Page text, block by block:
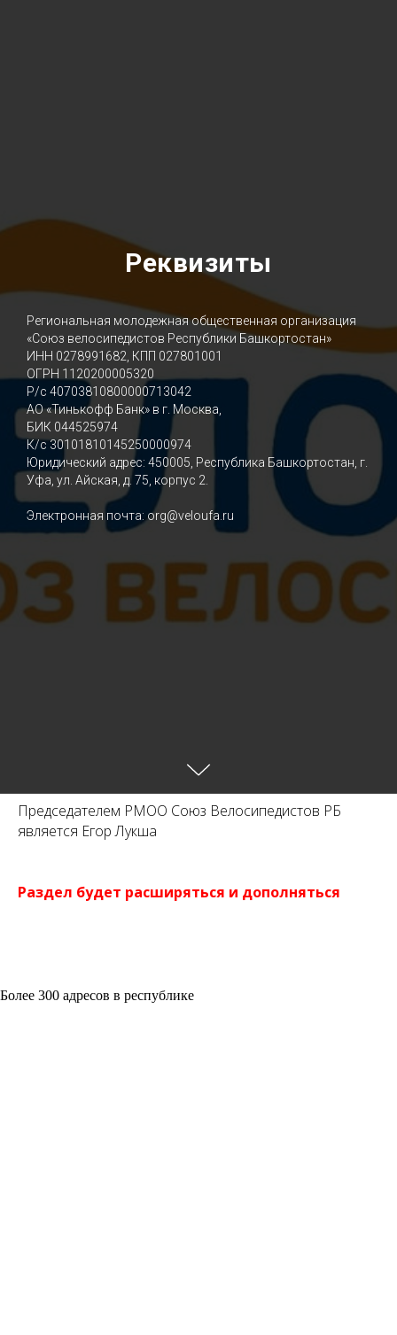
Реквизиты
Региональная молодежная общественная организация
«Союз велосипедистов Республики Башкортостан»
ИНН 0278991682, КПП 027801001
ОГРН 1120200005320
Р/с 40703810800000713042
АО «Тинькофф Банк» в г. Москва,
БИК 044525974
К/с 30101810145250000974
Юридический адрес: 450005, Республика Башкортостан, г.
Уфа, ул. Айская, д. 75, корпус 2.
Электронная почта: org@veloufa.ru
Председателем РМОО Союз Велосипедистов РБ
является Егор Лукша
Раздел будет расширяться и дополняться
Более 300 адресов в республике